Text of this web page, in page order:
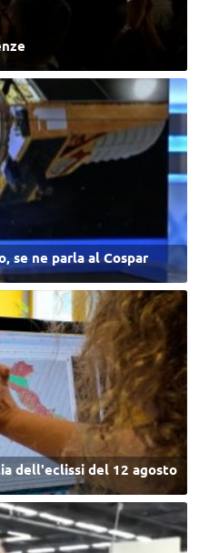
se ne parla al Cospar
dell'eclissi del 12 agosto